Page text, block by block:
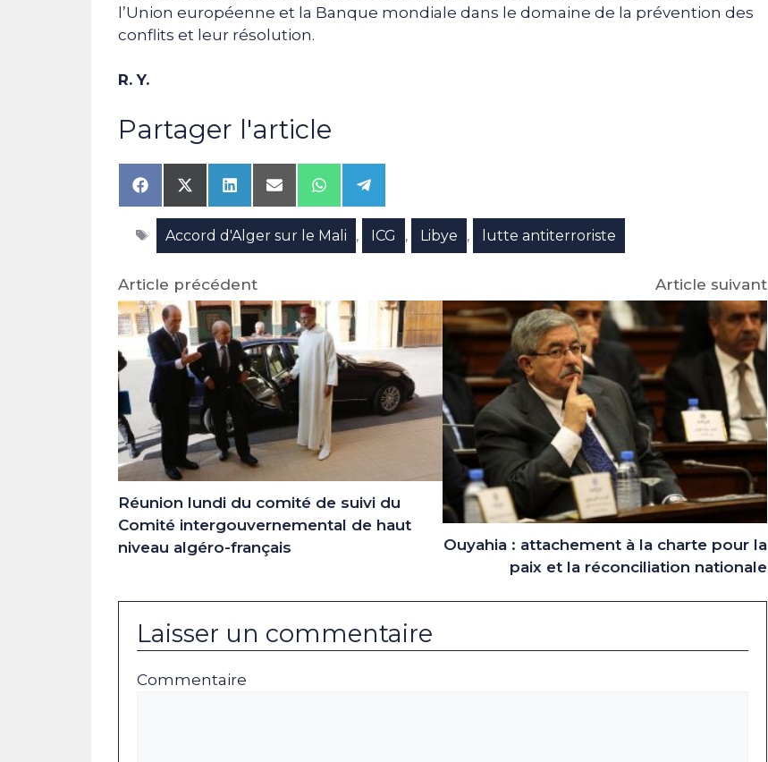
l’Union européenne et la Banque mondiale dans le domaine de la prévention des
conflits et leur résolution.
R. Y.
Partager l'article
Share
on
Facebook
Share
on
X
(Twitter)
Share
on
LinkedIn
Share
on
Email
Share
on
WhatsApp
Share
on
Telegram
Étiquettes
Accord d'Alger sur le Mali , ICG , Libye , lutte antiterroriste
Article précédent
Réunion lundi du comité de suivi du
Comité intergouvernemental de haut
niveau algéro-français
Article suivant
Ouyahia : attachement à la charte pour la
paix et la réconciliation nationale
Laisser un commentaire
Commentaire